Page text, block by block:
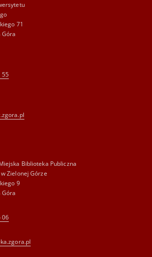
71
Góra
55
Biblioteka Publiczna
Zielonej Górze
9
Góra
06